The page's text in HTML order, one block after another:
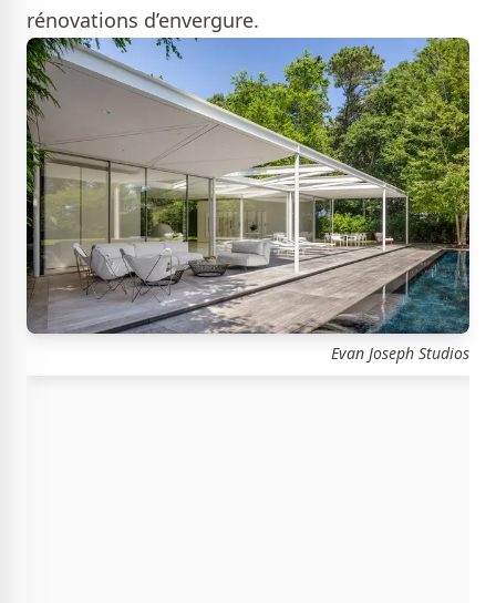
rénovations d’envergure.
Evan Joseph Studios